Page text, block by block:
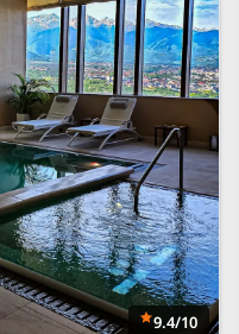
9.4/10